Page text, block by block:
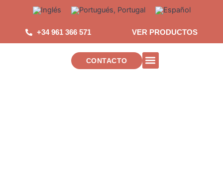
contenido
+34 961 366 571 VER PRODUCTOS
CONTACTO